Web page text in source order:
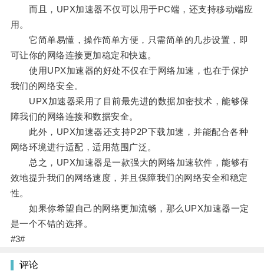
而且，UPX加速器不仅可以用于PC端，还支持移动端应
用。
它简单易懂，操作简单方便，只需简单的几步设置，即
可让你的网络连接更加稳定和快速。
使用UPX加速器的好处不仅在于网络加速，也在于保护
我们的网络安全。
UPX加速器采用了目前最先进的数据加密技术，能够保
障我们的网络连接和数据安全。
此外，UPX加速器还支持P2P下载加速，并能配合各种
网络环境进行适配，适用范围广泛。
总之，UPX加速器是一款强大的网络加速软件，能够有
效地提升我们的网络速度，并且保障我们的网络安全和稳定
性。
如果你希望自己的网络更加流畅，那么UPX加速器一定
是一个不错的选择。
#3#
评论